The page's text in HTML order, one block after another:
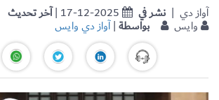
آخر تحديث| 17-12-2025 نشر في | آواز دي
وايس بواسطة|آواز دي وايس